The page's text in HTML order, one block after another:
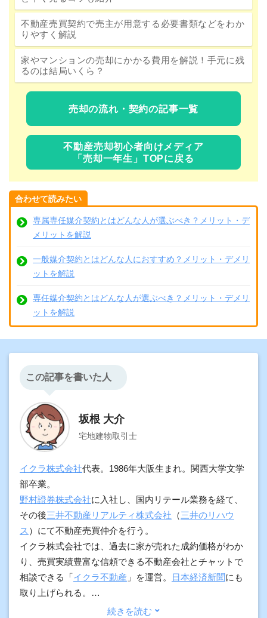
不動産売買契約で売主が用意する必要書類などをわか
りやすく解説
家やマンションの売却にかかる費用を解説！手元に残
るのは結局いくら？
売却の流れ・契約の記事一覧
不動産売却初心者向けメディア
「売却一年生」TOPに戻る
合わせて読みたい
専属専任媒介契約とはどんな人が選ぶべき？メリット・デ
メリットを解説
一般媒介契約とはどんな人におすすめ？メリット・デメリ
ットを解説
専任媒介契約とはどんな人が選ぶべき？メリット・デメリ
ットを解説
この記事を書いた人
坂根 大介
宅地建物取引士
イクラ株式会社代表。1986年大阪生まれ。関西大学文学
部卒業。
野村證券株式会社に入社し、国内リテール業務を経て、
その後三井不動産リアルティ株式会社 （三井のリハウ
ス ）にて不動産売買仲介を行う。
イクラ株式会社では、過去に家が売れた成約価格がわか
り、売買実績豊富な信頼できる不動産会社とチャットで
相談できる「イクラ不動産 」を運営。 日本経済新聞にも
取り上げられる。
加えて、契約実務や物件調査の経験をもとに、プロ向け